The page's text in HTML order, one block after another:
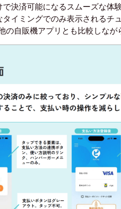
で決済可能になるスムーズな
タイミングでのみ表示されるチ
の自販機アプリとも比較しなが